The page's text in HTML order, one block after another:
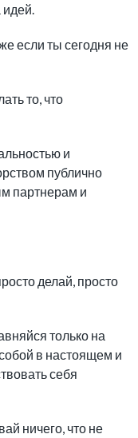
если ты сегодня не
то, что
и
публично
партнерам и
делай, просто
только на
в настоящем и
себя
ничего, что не